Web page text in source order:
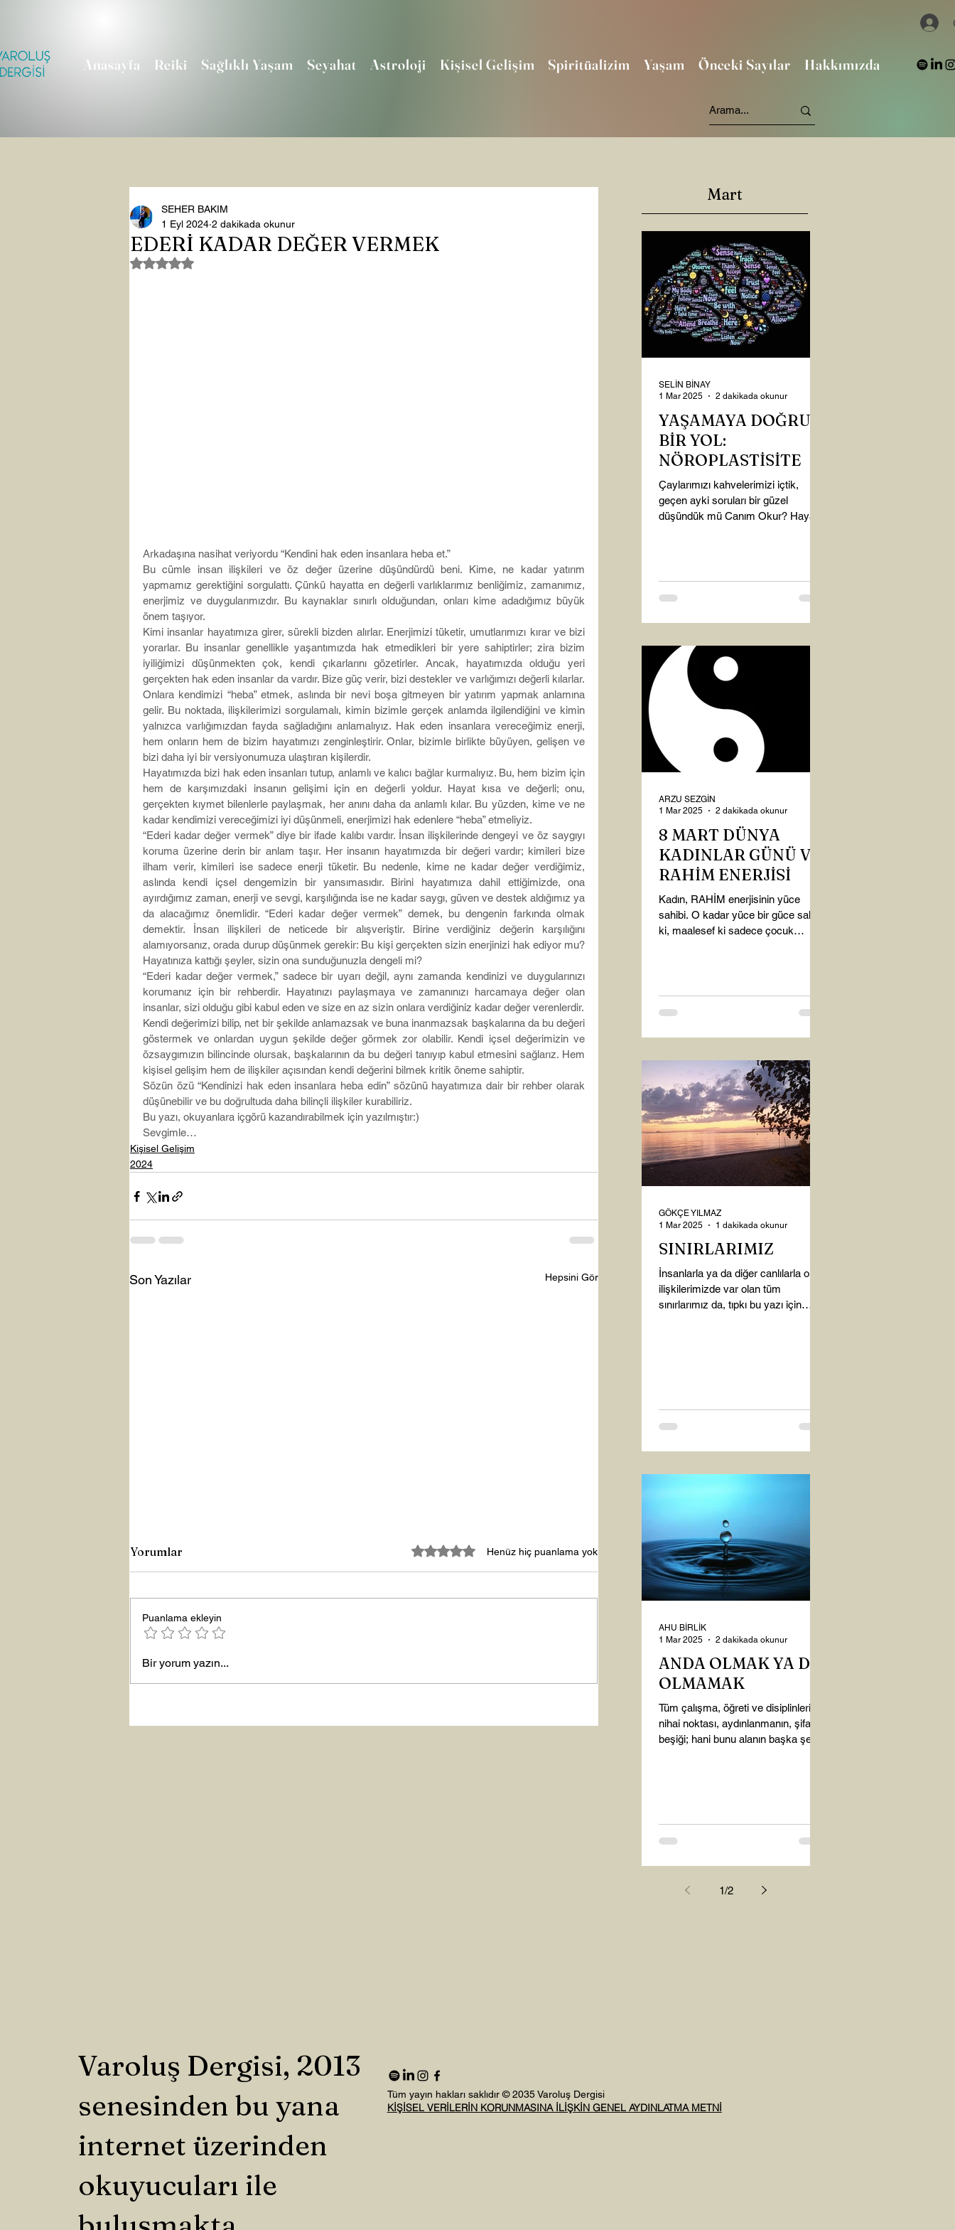
Anasayfa Reiki Sağlıklı Yaşam Seyahat Astroloji Kişisel Gelişim Spiritüalizim Yaşam Önceki Sayılar Hakkımızda
EDERİ KADAR DEĞER VERMEK
SEHER BAKIM
1 Eyl 2024 2 dakikada okunur
5 üzerinden NaN yıldız
Arkadaşına nasihat veriyordu “Kendini hak eden insanlara heba et.”
Bu cümle insan ilişkileri ve öz değer üzerine düşündürdü beni. Kime, ne kadar yatırım
yapmamız gerektiğini sorgulattı. Çünkü hayatta en değerli varlıklarımız benliğimiz, zamanımız,
enerjimiz ve duygularımızdır. Bu kaynaklar sınırlı olduğundan, onları kime adadığımız büyük
önem taşıyor.
Kimi insanlar hayatımıza girer, sürekli bizden alırlar. Enerjimizi tüketir, umutlarımızı kırar ve bizi
yorarlar. Bu insanlar genellikle yaşantımızda hak etmedikleri bir yere sahiptirler; zira bizim
iyiliğimizi düşünmekten çok, kendi çıkarlarını gözetirler. Ancak, hayatımızda olduğu yeri
gerçekten hak eden insanlar da vardır. Bize güç verir, bizi destekler ve varlığımızı değerli kılarlar.
Onlara kendimizi “heba” etmek, aslında bir nevi boşa gitmeyen bir yatırım yapmak anlamına
gelir. Bu noktada, ilişkilerimizi sorgulamalı, kimin bizimle gerçek anlamda ilgilendiğini ve kimin
yalnızca varlığımızdan fayda sağladığını anlamalıyız. Hak eden insanlara vereceğimiz enerji,
hem onların hem de bizim hayatımızı zenginleştirir. Onlar, bizimle birlikte büyüyen, gelişen ve
bizi daha iyi bir versiyonumuza ulaştıran kişilerdir.
Hayatımızda bizi hak eden insanları tutup, anlamlı ve kalıcı bağlar kurmalıyız. Bu, hem bizim için
hem de karşımızdaki insanın gelişimi için en değerli yoldur. Hayat kısa ve değerli; onu,
gerçekten kıymet bilenlerle paylaşmak, her anını daha da anlamlı kılar. Bu yüzden, kime ve ne
kadar kendimizi vereceğimizi iyi düşünmeli, enerjimizi hak edenlere “heba” etmeliyiz.
“Ederi kadar değer vermek” diye bir ifade kalıbı vardır. İnsan ilişkilerinde dengeyi ve öz saygıyı
koruma üzerine derin bir anlam taşır. Her insanın hayatımızda bir değeri vardır; kimileri bize
ilham verir, kimileri ise sadece enerji tüketir. Bu nedenle, kime ne kadar değer verdiğimiz,
aslında kendi içsel dengemizin bir yansımasıdır. Birini hayatımıza dahil ettiğimizde, ona
ayırdığımız zaman, enerji ve sevgi, karşılığında ise ne kadar saygı, güven ve destek aldığımız ya
da alacağımız önemlidir. “Ederi kadar değer vermek” demek, bu dengenin farkında olmak
demektir. İnsan ilişkileri de neticede bir alışveriştir. Birine verdiğiniz değerin karşılığını
alamıyorsanız, orada durup düşünmek gerekir: Bu kişi gerçekten sizin enerjinizi hak ediyor mu?
Hayatınıza kattığı şeyler, sizin ona sunduğunuzla dengeli mi?
“Ederi kadar değer vermek,” sadece bir uyarı değil, aynı zamanda kendinizi ve duygularınızı
korumanız için bir rehberdir. Hayatınızı paylaşmaya ve zamanınızı harcamaya değer olan
insanlar, sizi olduğu gibi kabul eden ve size en az sizin onlara verdiğiniz kadar değer verenlerdir.
Kendi değerimizi bilip, net bir şekilde anlamazsak ve buna inanmazsak başkalarına da bu değeri
göstermek ve onlardan uygun şekilde değer görmek zor olabilir. Kendi içsel değerimizin ve
özsaygımızın bilincinde olursak, başkalarının da bu değeri tanıyıp kabul etmesini sağlarız. Hem
kişisel gelişim hem de ilişkiler açısından kendi değerini bilmek kritik öneme sahiptir.
Sözün özü “Kendinizi hak eden insanlara heba edin” sözünü hayatımıza dair bir rehber olarak
düşünebilir ve bu doğrultuda daha bilinçli ilişkiler kurabiliriz.
Bu yazı, okuyanlara içgörü kazandırabilmek için yazılmıştır:)
Sevgimle…
Kişisel Gelişim
2024
Son Yazılar Hepsini Gör
Şubat “Daha İyi Hissetme”
Çalışması
Yorumlar 5 üzerinden 0 yıldızHenüz hiç puanlama yok
Puanlama ekleyin
Bir yorum yazın...
Mart
YAŞAMAYA DOĞRU
BİR YOL:
NÖROPLASTİSİTE
Çaylarımızı kahvelerimizi içtik,
geçen ayki soruları bir güzel
düşündük mü Canım Okur? Hayatta
SELİN BİNAY
1 Mar 2025
2 dakikada okunur
8 MART DÜNYA
KADINLAR GÜNÜ VE
RAHİM ENERJİSİ
Kadın, RAHİM enerjisinin yüce
sahibi. O kadar yüce bir güce sahip
ki, maalesef ki sadece çocuk
ARZU SEZGİN
1 Mar 2025
2 dakikada okunur
SINIRLARIMIZ
İnsanlarla ya da diğer canlılarla olan
ilişkilerimizde var olan tüm
sınırlarımız da, tıpkı bu yazı için
GÖKÇE YILMAZ
1 Mar 2025
1 dakikada okunur
ANDA OLMAK YA DA
OLMAMAK
Tüm çalışma, öğreti ve disiplinlerin
nihai noktası, aydınlanmanın, şifanın
beşiği; hani bunu alanın başka şey
AHU BİRLİK
1 Mar 2025
2 dakikada okunur
1/2
Varoluş Dergisi, 2013
senesinden bu yana
internet üzerinden
okuyucuları ile
Tüm yayın hakları saklıdır © 2035 Varoluş Dergisi
KİŞİSEL VERİLERİN KORUNMASINA İLİŞKİN GENEL AYDINLATMA METNİ